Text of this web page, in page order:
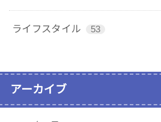
ライフスタイル 53
アーカイブ